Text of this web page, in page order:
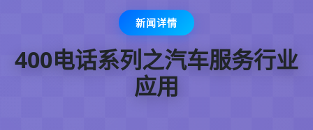
新闻详情
400电话系列之汽车服务行业
应用